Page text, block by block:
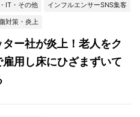
IT・その他
インフルエンサーSNS集客
対策・炎上
ター社が炎上！老人をク
雇用し床にひざまずいて